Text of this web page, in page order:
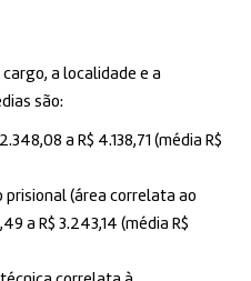
a localidade e a
são:
a R$ 4.138,71 (média R$
prisional (área correlata ao
a R$ 3.243,14 (média R$